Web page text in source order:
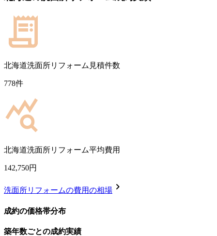
北海道洗面所リフォーム見積件数
778件
北海道洗面所リフォーム平均費用
142,750円
洗面所リフォームの費用の相場 chevron_right
成約の価格帯分布
築年数ごとの成約実績